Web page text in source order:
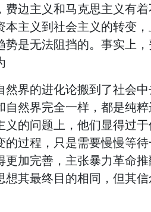
费边主义和马克思主义有
本主义到社会主义的转变
是无法阻挡的。事实上
界的进化论搬到了社会
自然界完全一样，都是纯
义的问题上，他们显得过
的过程，只是需要慢慢等
更加完善，主张暴力革命
想其最终目的相同，但其